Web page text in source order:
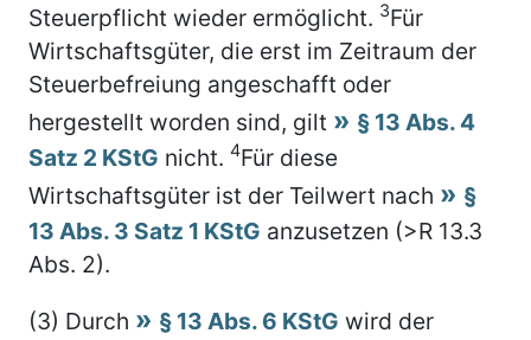
Steuerpflicht wieder ermöglicht. 3Für
Wirtschaftsgüter, die erst im Zeitraum der
Steuerbefreiung angeschafft oder
hergestellt worden sind, gilt
§ 13 Abs. 4
Satz 2 KStG nicht. 4Für diese
Wirtschaftsgüter ist der Teilwert nach
§
13 Abs. 3 Satz 1 KStG anzusetzen (>R 13.3
Abs. 2).
(3) Durch
§ 13 Abs. 6 KStG wird der